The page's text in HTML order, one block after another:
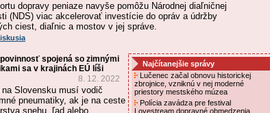
dopravy peniaze navyše pomôžu Národnej diaľničnej
(NDS) viac akcelerovať investície do opráv a údržby
ciest, diaľnic a mostov v jej správe.
spojená so zimnými
sa v krajinách EÚ líši
8. 12. 2022
Slovensku musí vodič
pneumatiky, ak je na ceste
snehu, ľad alebo
Najčítanejšie správy
Lučenec začal obnovu historickej
zbrojnice, vzniknú v nej moderné
priestory mestského múzea
Polícia zavádza pre festival
Lovestream dopravné obmedzenia,